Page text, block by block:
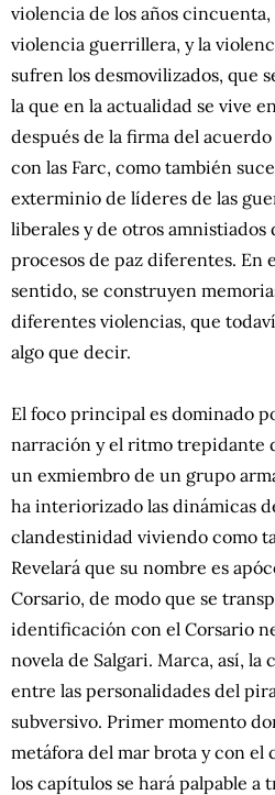
violencia de los años cincuenta,
violencia guerrillera, y la
sufren los desmovilizados, que
la que en la actualidad se vive
después de la firma del
con las Farc, como también
exterminio de líderes de las
liberales y de otros amnistiados
procesos de paz diferentes. En
sentido, se construyen
diferentes violencias, que
algo que decir.
El foco principal es dominado
narración y el ritmo trepidante
un exmiembro de un grupo
ha interiorizado las dinámicas
clandestinidad viviendo como
Revelará que su nombre es
Corsario, de modo que se
identificación con el Corsario
novela de Salgari. Marca, así, la
entre las personalidades del
subversivo. Primer momento
metáfora del mar brota y con el
los capítulos se hará palpable a